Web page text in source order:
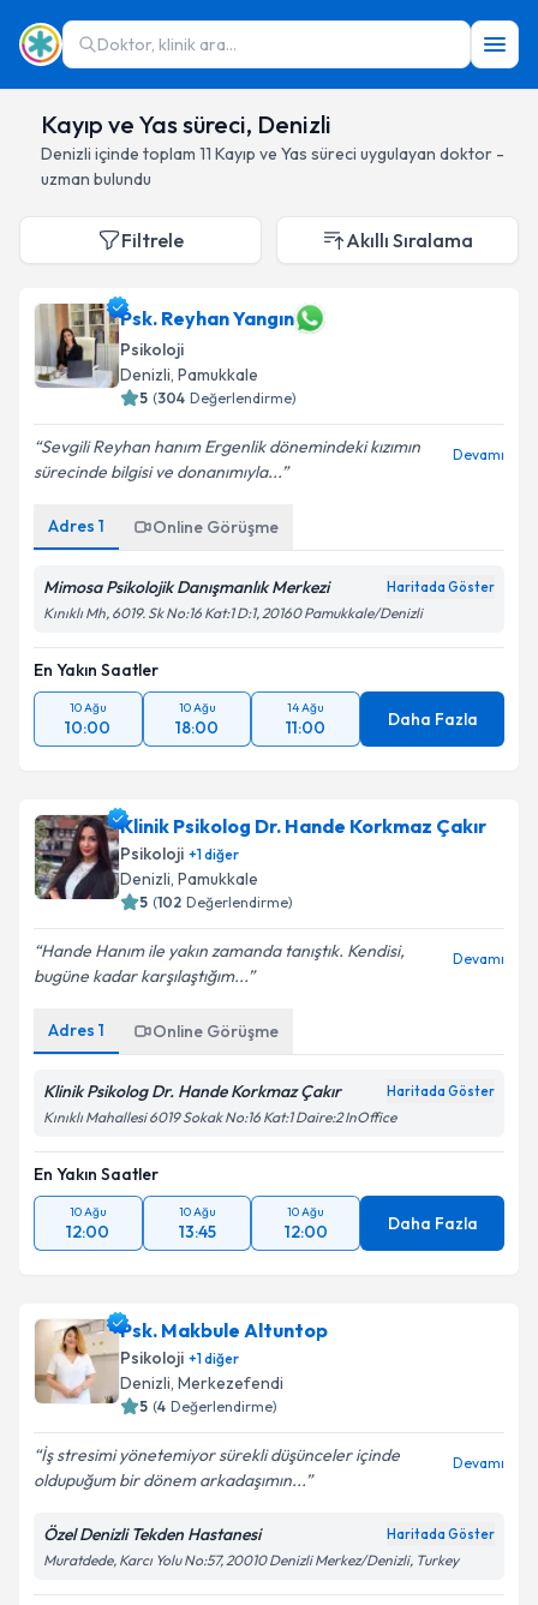
Doktor, klinik ara...
Kayıp ve Yas süreci, Denizli
Denizli içinde toplam 11 Kayıp ve Yas süreci uygulayan doktor -
uzman bulundu
Filtrele Akıllı Sıralama
Psk. Reyhan Yangın
Psikoloji
Denizli, Pamukkale
5 (304 Değerlendirme)
Sevgili Reyhan hanım Ergenlik dönemindeki kızımın
sürecinde bilgisi ve donanımıyla...
Devamı
Adres 1 Online Görüşme
Mimosa Psikolojik Danışmanlık Merkezi Haritada Göster
Kınıklı Mh, 6019. Sk No:16 Kat:1 D:1, 20160 Pamukkale/Denizli
En Yakın Saatler
10 Ağu
10:00
10 Ağu
18:00
14 Ağu
11:00 Daha Fazla
Klinik Psikolog Dr. Hande Korkmaz Çakır
Psikoloji +1diğer
Denizli, Pamukkale
5 (102 Değerlendirme)
Hande Hanım ile yakın zamanda tanıştık. Kendisi,
bugüne kadar karşılaştığım...
Devamı
Adres 1 Online Görüşme
Klinik Psikolog Dr. Hande Korkmaz Çakır Haritada Göster
Kınıklı Mahallesi 6019 Sokak No:16 Kat:1 Daire:2 InOffice
En Yakın Saatler
10 Ağu
12:00
10 Ağu
13:45
10 Ağu
12:00 Daha Fazla
Psk. Makbule Altuntop
Psikoloji +1diğer
Denizli, Merkezefendi
5 (4 Değerlendirme)
İş stresimi yönetemiyor sürekli düşünceler içinde
oldupuğum bir dönem arkadaşımın...
Devamı
Özel Denizli Tekden Hastanesi Haritada Göster
Muratdede, Karcı Yolu No:57, 20010 Denizli Merkez/Denizli, Turkey